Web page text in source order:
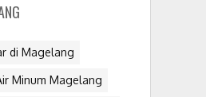
di Magelang
Minum Magelang